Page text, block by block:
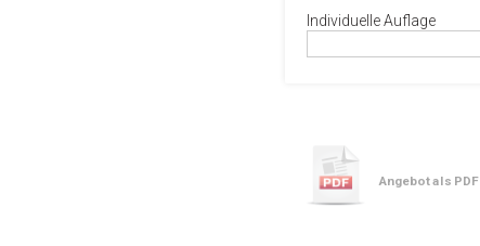
Individuelle Auflage
Angebot als PDF